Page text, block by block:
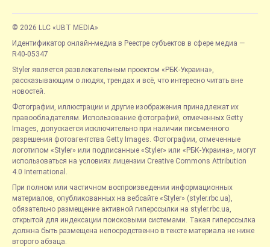
© 2026 LLC «UBT MEDIA»
Идентификатор онлайн-медиа в Реестре субъектов в сфере медиа —
R40-05347
Styler является развлекательным проектом «РБК-Украина»,
рассказывающим о людях, трендах и всё, что интересно читать вне
новостей.
Фотографии, иллюстрации и другие изображения принадлежат их
правообладателям. Использование фотографий, отмеченных Getty
Images, допускается исключительно при наличии письменного
разрешения фотоагентства Getty Images. Фотографии, отмеченные
логотипом «Styler» или подписанные «Styler» или «РБК-Украина», могут
использоваться на условиях лицензии Creative Commons Attribution
4.0 International.
При полном или частичном воспроизведении информационных
материалов, опубликованных на вебсайте «Styler» (styler.rbc.ua),
обязательно размещение активной гиперссылки на styler.rbc.ua,
открытой для индексации поисковыми системами. Такая гиперссылка
должна быть размещена непосредственно в тексте материала не ниже
второго абзаца.